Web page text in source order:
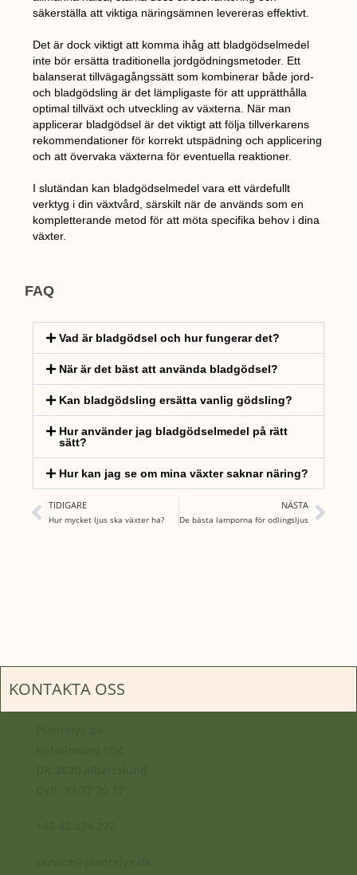
säkerställa att viktiga näringsämnen levereras effektivt.
Det är dock viktigt att komma ihåg att bladgödselmedel
inte bör ersätta traditionella jordgödningsmetoder. Ett
balanserat tillvägagångssätt som kombinerar både jord-
och bladgödsling är det lämpligaste för att upprätthålla
optimal tillväxt och utveckling av växterna. När man
applicerar bladgödsel är det viktigt att följa tillverkarens
rekommendationer för korrekt utspädning och applicering
och att övervaka växterna för eventuella reaktioner.
I slutändan kan bladgödselmedel vara ett värdefullt
verktyg i din växtvård, särskilt när de används som en
kompletterande metod för att möta specifika behov i dina
växter.
FAQ
Vad är bladgödsel och hur fungerar det?
När är det bäst att använda bladgödsel?
Kan bladgödsling ersätta vanlig gödsling?
Hur använder jag bladgödselmedel på rätt
sätt?
Hur kan jag se om mina växter saknar näring?
TIDIGARE
Hur mycket ljus ska växter ha?
NÄSTA
De bästa lamporna för odlingsljus
KONTAKTA OSS